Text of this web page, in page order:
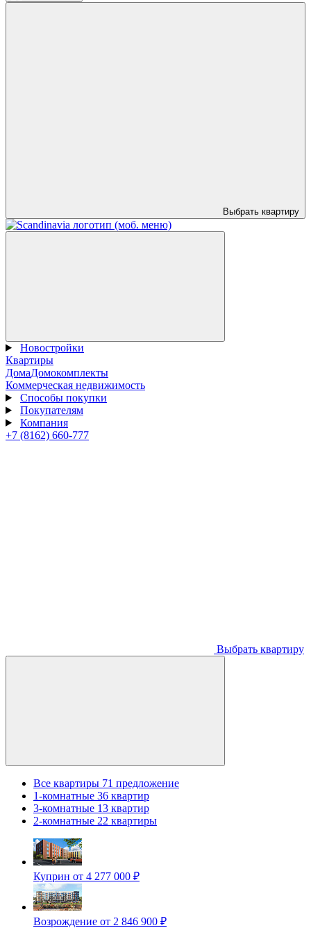
Выбрать квартиру
Новостройки
Квартиры
ДомаДомокомплекты
Коммерческая недвижимость
Способы покупки
Покупателям
Компания
+7 (8162) 660-777
Выбрать квартиру
Все квартиры 71 предложение
1-комнатные 36 квартир
3-комнатные 13 квартир
2-комнатные 22 квартиры
Куприн от 4 277 000 ₽
Возрождение от 2 846 900 ₽